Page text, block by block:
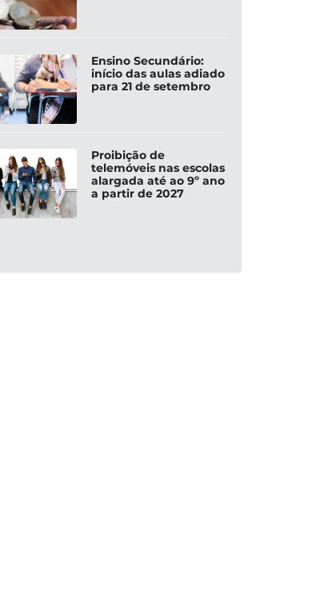
Ensino Secundário:
início das aulas adiado
para 21 de setembro
Proibição de
telemóveis nas escolas
alargada até ao 9º ano
a partir de 2027